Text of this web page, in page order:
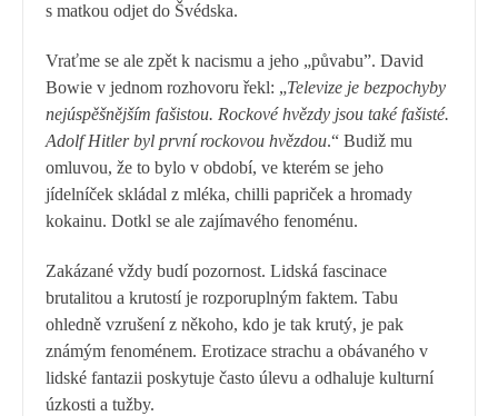
s matkou odjet do Švédska.
Vraťme se ale zpět k nacismu a jeho „půvabu”. David
Bowie v jednom rozhovoru řekl: „Televize je bezpochyby
nejúspěšnějším fašistou. Rockové hvězdy jsou také fašisté.
Adolf Hitler byl první rockovou hvězdou.“ Budiž mu
omluvou, že to bylo v období, ve kterém se jeho
jídelníček skládal z mléka, chilli papriček a hromady
kokainu. Dotkl se ale zajímavého fenoménu.
Zakázané vždy budí pozornost. Lidská fascinace
brutalitou a krutostí je rozporuplným faktem. Tabu
ohledně vzrušení z někoho, kdo je tak krutý, je pak
známým fenoménem. Erotizace strachu a obávaného v
lidské fantazii poskytuje často úlevu a odhaluje kulturní
úzkosti a tužby.